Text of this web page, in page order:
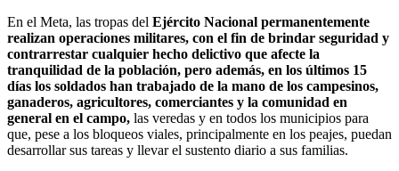
En el Meta, las tropas del Ejército Nacional permanentemente
realizan operaciones militares, con el fin de brindar seguridad y
contrarrestar cualquier hecho delictivo que afecte la
tranquilidad de la población, pero además, en los últimos 15
días los soldados han trabajado de la mano de los campesinos,
ganaderos, agricultores, comerciantes y la comunidad en
general en el campo, las veredas y en todos los municipios para
que, pese a los bloqueos viales, principalmente en los peajes, puedan
desarrollar sus tareas y llevar el sustento diario a sus familias.